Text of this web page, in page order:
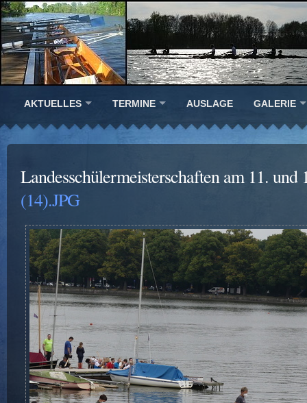
AKTUELLES TERMINE AUSLAGE GALERIE
Landesschülermeisterschaften am 11. und
(14).JPG